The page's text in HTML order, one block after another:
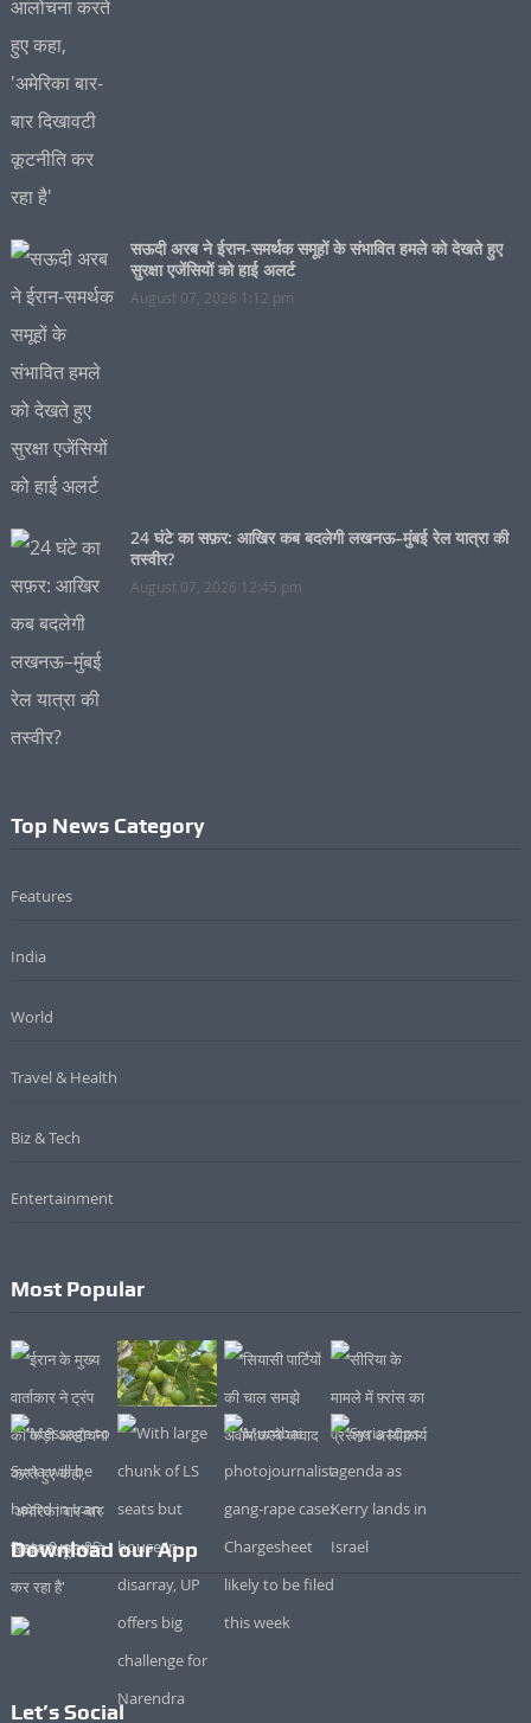
सऊदी अरब ने ईरान-समर्थक समूहों के संभावित हमले को देखते हुए
सुरक्षा एजेंसियों को हाई अलर्ट
August 07, 2026 1:12 pm
24 घंटे का सफ़र: आखिर कब बदलेगी लखनऊ–मुंबई रेल यात्रा की
तस्वीर?
August 07, 2026 12:45 pm
Top News Category
Features
India
World
Travel & Health
Biz & Tech
Entertainment
Most Popular
Download our App
Let’s Social